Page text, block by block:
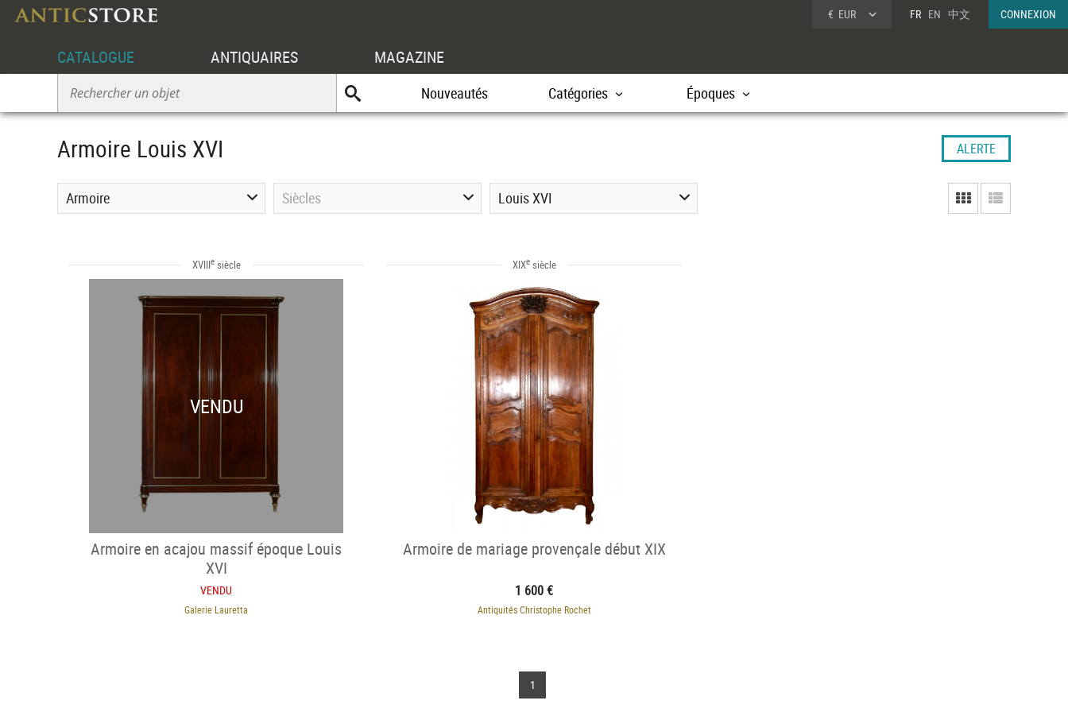
€ EUR FR EN 中文 CONNEXION
CATALOGUE ANTIQUAIRES MAGAZINE
Nouveautés Catégories Époques
Armoire Louis XVI ALERTE
Armoire Siècles Louis XVI
XVIIIesiècle
VENDU
Armoire en acajou massif époque Louis
XVI
VENDU
Galerie Lauretta
XIXesiècle
Armoire de mariage provençale début XIX
1 600 €
Antiquités Christophe Rochet
1